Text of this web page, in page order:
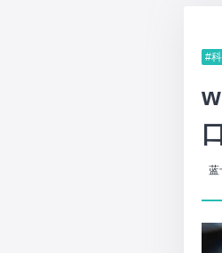
#
蓝